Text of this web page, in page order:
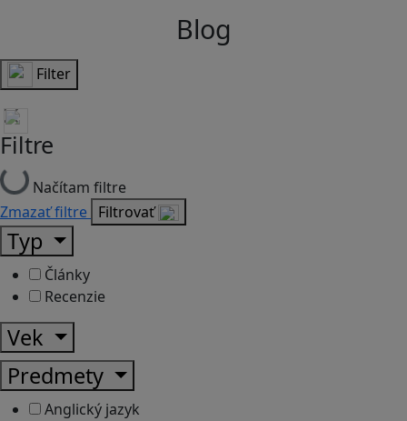
Blog
Filter
Filtre
Načítam filtre
Zmazať filtre Filtrovať
Typ
Články
Recenzie
Vek
Predmety
Anglický jazyk